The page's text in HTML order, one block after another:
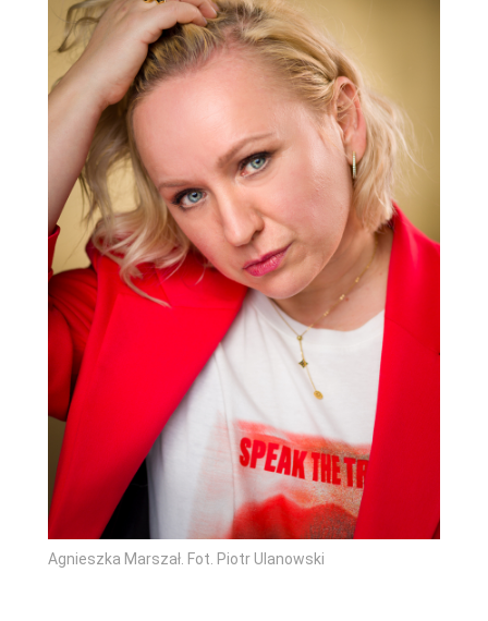
Agnieszka Marszał. Fot. Piotr Ulanowski